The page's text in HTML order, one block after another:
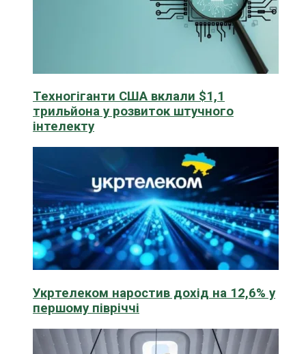
Техногіганти США вклали $1,1
трильйона у розвиток штучного
інтелекту
Укртелеком наростив дохід на 12,6% у
першому півріччі